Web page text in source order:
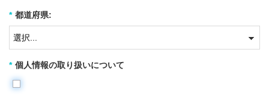
* 都道府県:
* 個人情報の取り扱いについて